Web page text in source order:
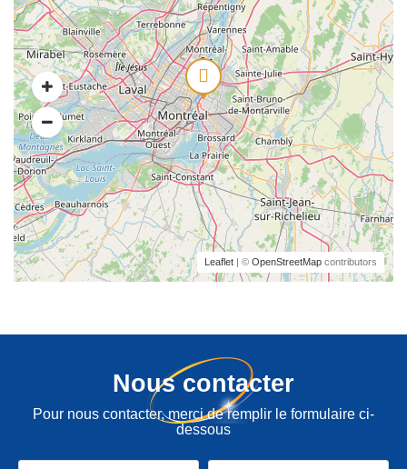
Leaflet | © OpenStreetMap contributors
Nous contacter
Pour nous contacter, merci de remplir le formulaire ci-
dessous